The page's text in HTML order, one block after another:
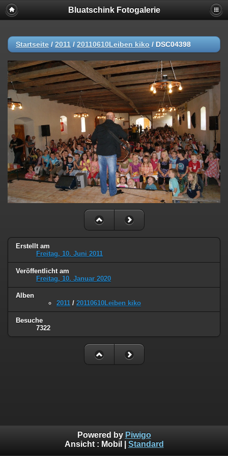
Bluatschink Fotogalerie
Startseite / 2011 / 20110610Leiben kiko / DSC04398
Erstellt am
Freitag, 10. Juni 2011
Veröffentlicht am
Freitag, 10. Januar 2020
Alben
2011 / 20110610Leiben kiko
Besuche
7322
Powered by Piwigo
Ansicht : Mobil Standard